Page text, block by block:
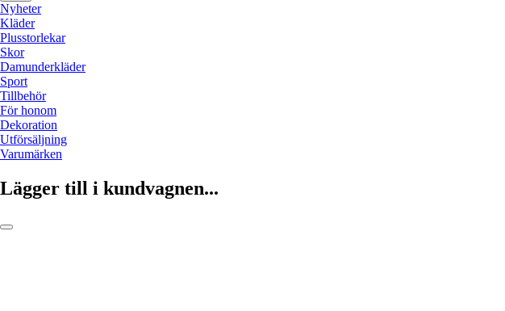
Nyheter
Kläder
Plusstorlekar
Skor
Damunderkläder
Sport
Tillbehör
För honom
Dekoration
Utförsäljning
Varumärken
Lägger till i kundvagnen...